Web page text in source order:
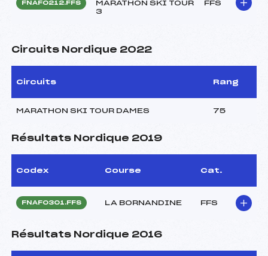
FNAF0212.FFS
MARATHON SKI TOUR
3
FFS
Circuits Nordique 2022
Circuits Rang
MARATHON SKI TOUR DAMES 75
Résultats Nordique 2019
Codex Course Cat.
FNAF0301.FFS LA BORNANDINE FFS
Résultats Nordique 2016